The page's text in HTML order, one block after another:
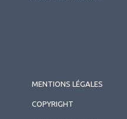
MENTIONS LÉGALES
COPYRIGHT